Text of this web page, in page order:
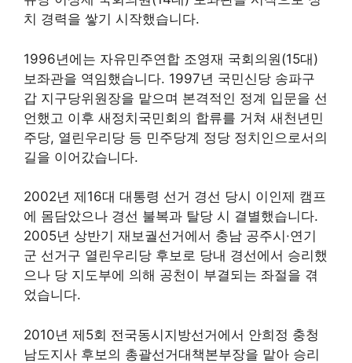
치 경력을 쌓기 시작했습니다.
1996년에는 자유민주연합 조영재 국회의원(15대)
보좌관을 역임했습니다. 1997년 국민신당 송파구
갑 지구당위원장을 맡으며 본격적인 정계 입문을 선
언했고 이후 새정치국민회의 합류를 거쳐 새천년민
주당, 열린우리당 등 민주당계 정당 정치인으로서의
길을 이어갔습니다.
2002년 제16대 대통령 선거 경선 당시 이인제 캠프
에 몸담았으나 경선 불복과 탈당 시 결별했습니다.
2005년 상반기 재보궐선거에서 충남 공주시·연기
군 선거구 열린우리당 후보로 당내 경선에서 승리했
으나 당 지도부에 의해 공천이 부결되는 좌절을 겪
었습니다.
2010년 제5회 전국동시지방선거에서 안희정 충청
남도지사 후보의 총괄선거대책본부장을 맡아 승리